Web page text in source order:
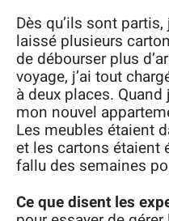
Dès qu’ils sont partis,
laissé plusieurs
de débourser plus
voyage, j’ai tout
à deux places.
mon nouvel
Les meubles étaient
et les cartons étaient
fallu des semaines
Ce que disent les